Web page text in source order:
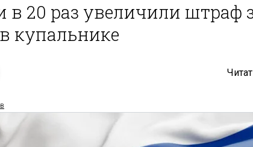
в 20 раз увеличили штраф
купальнике